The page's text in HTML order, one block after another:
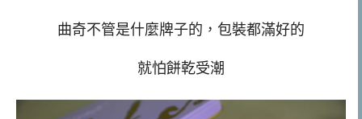
曲奇不管是什麼牌子的，包裝都滿好的
就怕餅乾受潮